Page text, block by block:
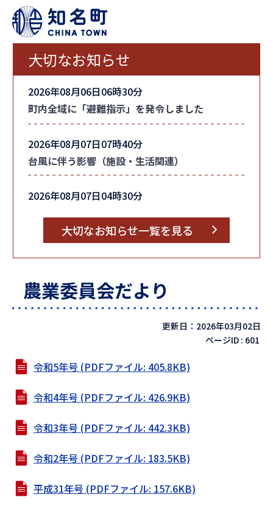
大切なお知らせ
2026年08月06日06時30分
町内全域に「避難指示」を発令しました
2026年08月07日07時40分
台風に伴う影響（施設・生活関連）
2026年08月07日04時30分
大切なお知らせ一覧を見る
農業委員会だより
更新日：2026年03月02日
ページID : 601
令和5年号 (PDFファイル: 405.8KB)
令和4年号 (PDFファイル: 426.9KB)
令和3年号 (PDFファイル: 442.3KB)
令和2年号 (PDFファイル: 183.5KB)
平成31年号 (PDFファイル: 157.6KB)